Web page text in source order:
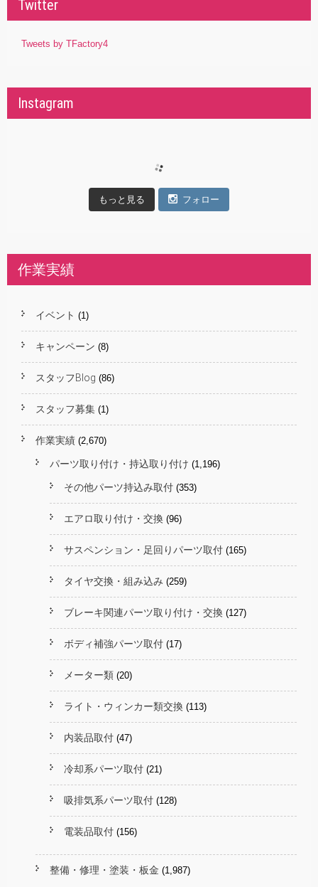
Twitter
Tweets by TFactory4
Instagram
もっと見る フォロー
作業実績
イベント (1)
キャンペーン (8)
スタッフBlog (86)
スタッフ募集 (1)
作業実績 (2,670)
パーツ取り付け・持込取り付け (1,196)
その他パーツ持込み取付 (353)
エアロ取り付け・交換 (96)
サスペンション・足回りパーツ取付 (165)
タイヤ交換・組み込み (259)
ブレーキ関連パーツ取り付け・交換 (127)
ボディ補強パーツ取付 (17)
メーター類 (20)
ライト・ウィンカー類交換 (113)
内装品取付 (47)
冷却系パーツ取付 (21)
吸排気系パーツ取付 (128)
電装品取付 (156)
整備・修理・塗装・板金 (1,987)